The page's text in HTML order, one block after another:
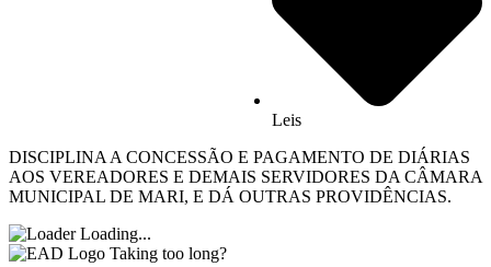
Leis
DISCIPLINA A CONCESSÃO E PAGAMENTO DE DIÁRIAS
AOS VEREADORES E DEMAIS SERVIDORES DA CÂMARA
MUNICIPAL DE MARI, E DÁ OUTRAS PROVIDÊNCIAS.
Loading...
Taking too long?